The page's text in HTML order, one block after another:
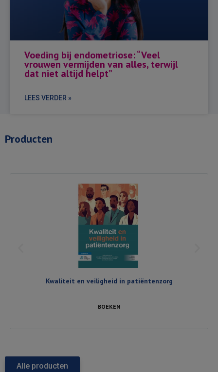
Voeding bij endometriose: “Veel
vrouwen vermijden van alles, terwijl
dat niet altijd helpt”
LEES VERDER »
Producten
Kwaliteit en veiligheid in patiëntenzorg
BOEKEN
Alle producten